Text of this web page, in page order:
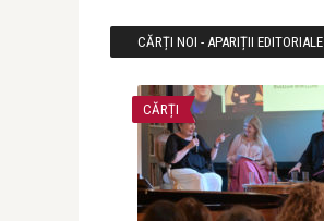
CĂRȚI NOI - APARIȚII EDITORIALE
CĂRȚI